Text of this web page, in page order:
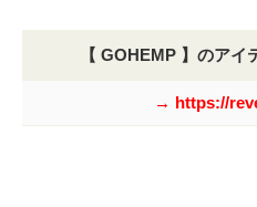
【 GOHEMP 】のア
→ https://